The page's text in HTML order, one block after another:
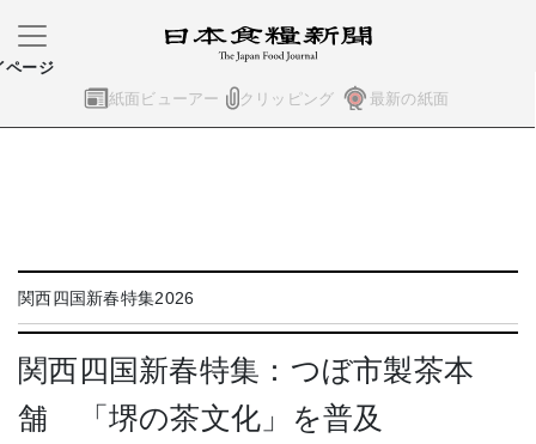
紙面ビューアー クリッピング 最新の紙面
ページ
関西四国新春特集2026
関西四国新春特集：つぼ市製茶本
舗 「堺の茶文化」を普及